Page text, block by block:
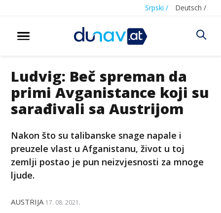
Srpski / Deutsch /
Ludvig: Beč spreman da
primi Avganistance koji su
sarađivali sa Austrijom
Nakon što su talibanske snage napale i
preuzele vlast u Afganistanu, život u toj
zemlji postao je pun neizvjesnosti za mnoge
ljude.
AUSTRIJA 17. 08. 2021.